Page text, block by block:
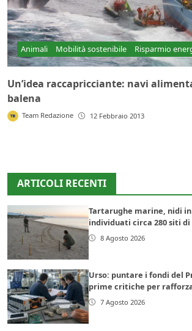
Animali Mobilità sostenibile Risparmio
Un’idea raccapricciante: navi
balena
Team Redazione 12 Febbraio 2013
ARTICOLI RECENTI
Tartarughe marine, nidi
individuati circa 280 siti di
8 Agosto 2026
Urso: puntare i fondi del
prime critiche per
7 Agosto 2026